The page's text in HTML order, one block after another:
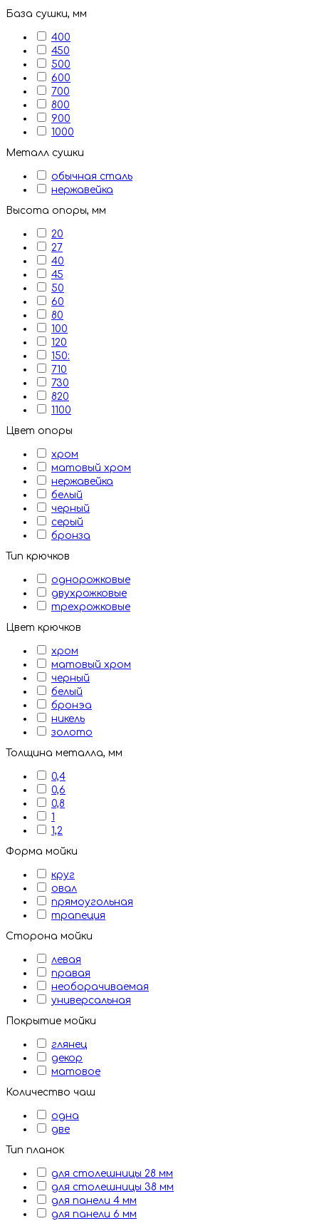
База сушки, мм
400
450
500
600
700
800
900
1000
Металл сушки
обычная сталь
нержавейка
Высота опоры, мм
20
27
40
45
50
60
80
100
120
150:
710
730
820
1100
Цвет опоры
хром
матовый хром
нержавейка
белый
черный
серый
бронза
Тип крючков
однорожковые
двухрожковые
трехрожковые
Цвет крючков
хром
матовый хром
черный
белый
бронэа
никель
золото
Толщина металла, мм
0,4
0,6
0,8
1
1,2
Форма мойки
круг
овал
прямоугольная
трапеция
Сторона мойки
левая
правая
необорачиваемая
универсальная
Покрытие мойки
глянец
декор
матовое
Количество чаш
одна
две
Тип планок
для столешницы 28 мм
для столешницы 38 мм
для панели 4 мм
для панели 6 мм